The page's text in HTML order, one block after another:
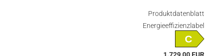
Produktdatenblatt
Energieeffizienzlabel
C
1.729,00 EUR